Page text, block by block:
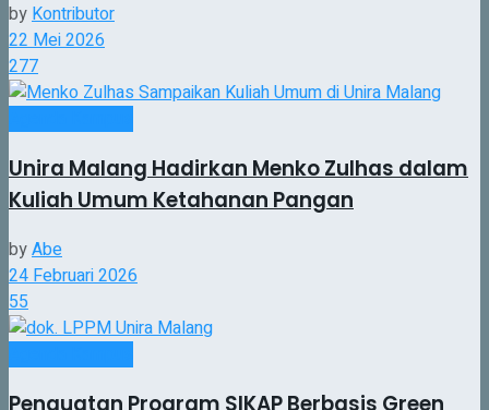
byKontributor
22 Mei 2026
277
Unira Malang Hadirkan Menko Zulhas dalam
Kuliah Umum Ketahanan Pangan
byAbe
24 Februari 2026
55
Penguatan Program SIKAP Berbasis Green